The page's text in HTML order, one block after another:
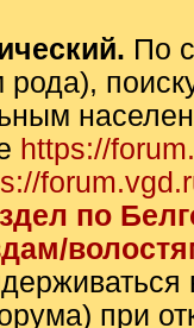
По
https://
по
при